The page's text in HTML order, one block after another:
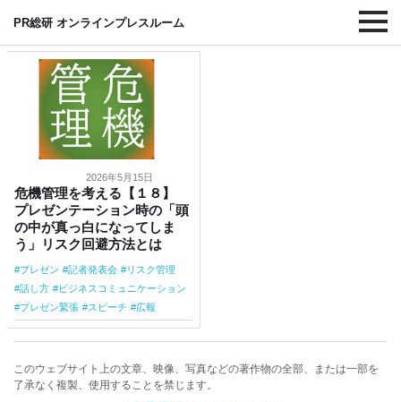
PR総研 オンラインプレスルーム
#スピーチ
2026年5月15日
危機管理を考える【１８】
プレゼンテーション時の「頭
の中が真っ白になってしま
う」リスク回避方法とは
プレゼン 記者発表会
リスク管理
話し方
ビジネスコミュニケーション
プレゼン緊張
スピーチ 広報
このウェブサイト上の文章、映像、写真などの著作物の全部、または一部を
了承なく複製、使用することを禁じます。